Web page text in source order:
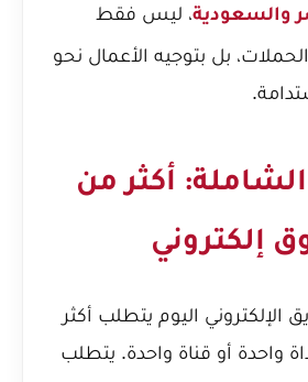
والسعودية، ليس فقط
بل بتوجيه الأعمال نحو
أكثر من
إلكتروني
الإلكتروني اليوم يتطلب أكثر
واحدة أو قناة واحدة. يتطلب